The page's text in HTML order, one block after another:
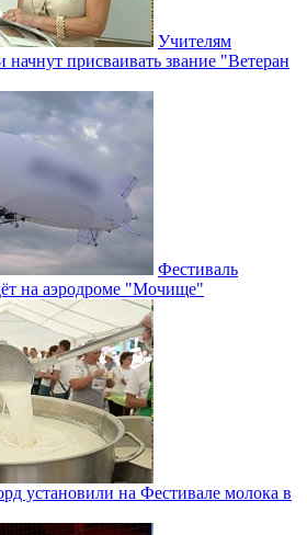
Учителям
начнут присваивать звание "Ветеран
Фестиваль
на аэродроме "Мочище"
установили на Фестивале молока в